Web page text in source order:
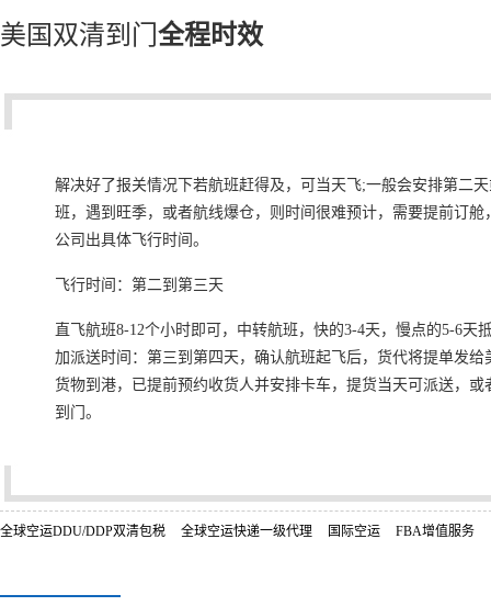
美国双清到门 全程时效
解决好了报关情况下若航班赶得及，可当天飞;一般会安排第二
班，遇到旺季，或者航线爆仓，则时间很难预计，需要提前订舱
公司出具体飞行时间。
飞行时间：第二到第三天
直飞航班8-12个小时即可，中转航班，快的3-4天，慢点的5-6天
加派送时间：第三到第四天，确认航班起飞后，货代将提单发给
货物到港，已提前预约收货人并安排卡车，提货当天可派送，或
到门。
全球空运DDU/DDP双清包税 全球空运快递一级代理 国际空运 FBA增值服务